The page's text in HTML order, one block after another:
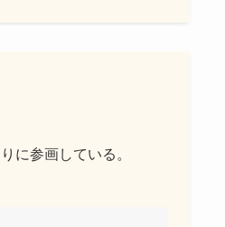
に参画している。